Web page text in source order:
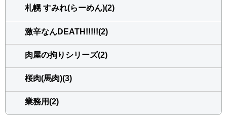
札幌 すみれ(らーめん)(2)
激辛なんDEATH!!!!!(2)
肉屋の拘りシリーズ(2)
桜肉(馬肉)(3)
業務用(2)